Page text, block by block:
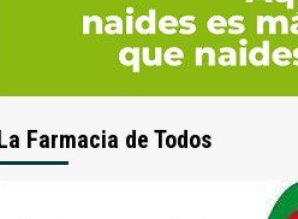
Farmacia de Todos